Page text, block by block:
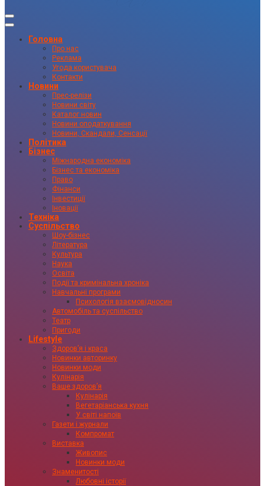
Головна
Про нас
Реклама
Угода користувача
Контакти
Новини
Прес-релізи
Новини світу
Каталог новин
Новини оподаткування
Новини, Скандали, Сенсації
Політика
Бізнес
Міжнародна економіка
Бізнес та економіка
Право
Фінанси
Інвестиції
Іновації
Техніка
Суспільство
Шоу-бізнес
Література
Культура
Наука
Освіта
Події та кримінальна хроніка
Навчальні програми
Психологія взаємовідносин
Автомобіль та суспільство
Театр
Пригоди
Lifestyle
Здоровʼя і краса
Новинки авторинку
Новинки моди
Кулінарія
Ваше здоровʼя
Кулінарія
Вегетаріанська кухня
У світі напоїв
Газети і журнали
Компромат
Виставка
Живопис
Новинки моди
Знаменитості
Любовні історії